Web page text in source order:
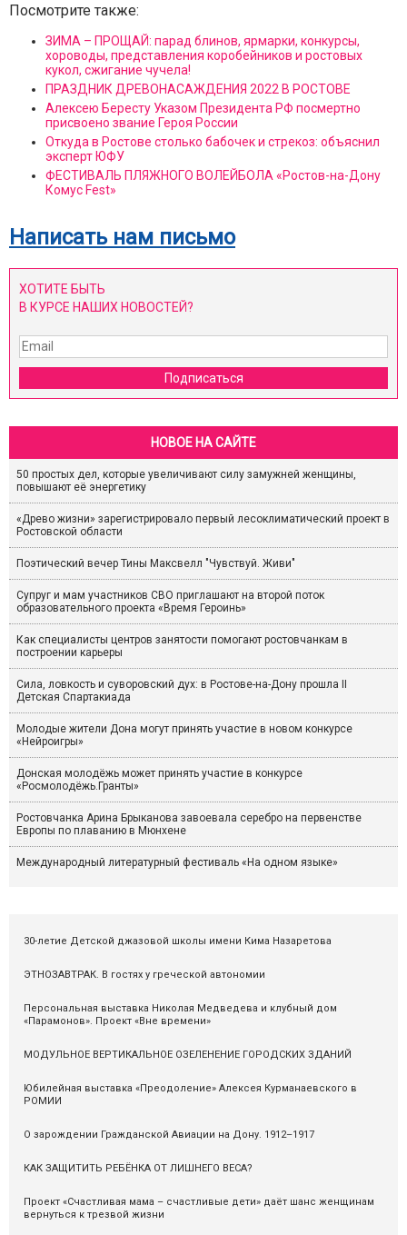
Посмотрите также:
ЗИМА – ПРОЩАЙ: парад блинов, ярмарки, конкурсы,
хороводы, представления коробейников и ростовых
кукол, сжигание чучела!
ПРАЗДНИК ДРЕВОНАСАЖДЕНИЯ 2022 В РОСТОВЕ
Алексею Бересту Указом Президента РФ посмертно
присвоено звание Героя России
Откуда в Ростове столько бабочек и стрекоз: объяснил
эксперт ЮФУ
ФЕСТИВАЛЬ ПЛЯЖНОГО ВОЛЕЙБОЛА «Ростов-на-Дону
Комус Fest»
Написать нам письмо
ХОТИТЕ БЫТЬ
В КУРСЕ НАШИХ НОВОСТЕЙ?
Подписаться
НОВОЕ НА САЙТЕ
50 простых дел, которые увеличивают силу замужней женщины,
повышают её энергетику
«Древо жизни» зарегистрировало первый лесоклиматический проект в
Ростовской области
Поэтический вечер Тины Максвелл "Чувствуй. Живи"
Супруг и мам участников СВО приглашают на второй поток
образовательного проекта «Время Героинь»
Как специалисты центров занятости помогают ростовчанкам в
построении карьеры
Сила, ловкость и суворовский дух: в Ростове-на-Дону прошла II
Детская Спартакиада
Молодые жители Дона могут принять участие в новом конкурсе
«Нейроигры»
Донская молодёжь может принять участие в конкурсе
«Росмолодёжь.Гранты»
Ростовчанка Арина Брыканова завоевала серебро на первенстве
Европы по плаванию в Мюнхене
Международный литературный фестиваль «На одном языке»
30-летие Детской джазовой школы имени Кима Назаретова
ЭТНОЗАВТРАК. В гостях у греческой автономии
Персональная выставка Николая Медведева и клубный дом
«Парамонов». Проект «Вне времени»
МОДУЛЬНОЕ ВЕРТИКАЛЬНОЕ ОЗЕЛЕНЕНИЕ ГОРОДСКИХ ЗДАНИЙ
Юбилейная выставка «Преодоление» Алексея Курманаевского в
РОМИИ
О зарождении Гражданской Авиации на Дону. 1912–1917
КАК ЗАЩИТИТЬ РЕБЁНКА ОТ ЛИШНЕГО ВЕСА?
Проект «Счастливая мама – счастливые дети» даёт шанс женщинам
вернуться к трезвой жизни